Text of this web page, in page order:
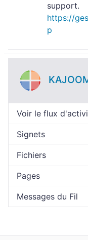
support.
https://
p
Voir le flux
Signets
Fichiers
Pages
Messages du Fil